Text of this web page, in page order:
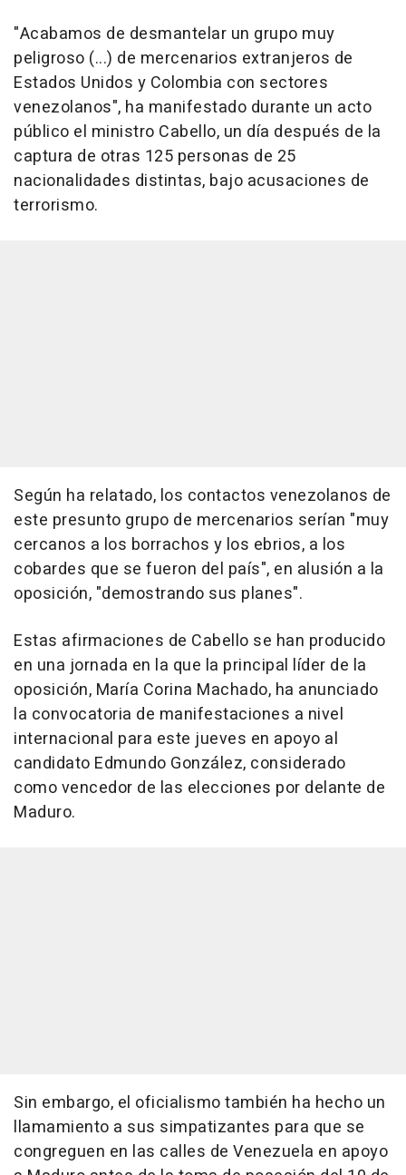
"Acabamos de desmantelar un grupo muy
peligroso (...) de mercenarios extranjeros de
Estados Unidos y Colombia con sectores
venezolanos", ha manifestado durante un acto
público el ministro Cabello, un día después de la
captura de otras 125 personas de 25
nacionalidades distintas, bajo acusaciones de
terrorismo.
Según ha relatado, los contactos venezolanos de
este presunto grupo de mercenarios serían "muy
cercanos a los borrachos y los ebrios, a los
cobardes que se fueron del país", en alusión a la
oposición, "demostrando sus planes".
Estas afirmaciones de Cabello se han producido
en una jornada en la que la principal líder de la
oposición, María Corina Machado, ha anunciado
la convocatoria de manifestaciones a nivel
internacional para este jueves en apoyo al
candidato Edmundo González, considerado
como vencedor de las elecciones por delante de
Maduro.
Sin embargo, el oficialismo también ha hecho un
llamamiento a sus simpatizantes para que se
congreguen en las calles de Venezuela en apoyo